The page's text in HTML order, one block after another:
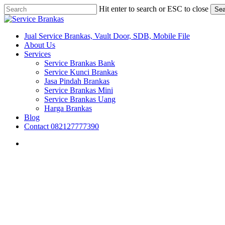
Skip
to
content
Hit enter to search or ESC to close
Close
search
Menu
Jual Service Brankas, Vault Door, SDB, Mobile File
About Us
Services
Service Brankas Bank
Service Kunci Brankas
Jasa Pindah Brankas
Service Brankas Mini
Service Brankas Uang
Harga Brankas
Blog
Contact 082127777390